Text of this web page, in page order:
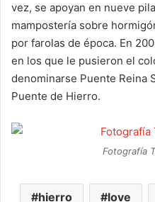
vez, se apoyan en nueve
mampostería sobre
por farolas de época. En
en los que le pusieron el
denominarse Puente Reina
Puente de Hierro.
Fotografía
hierro love